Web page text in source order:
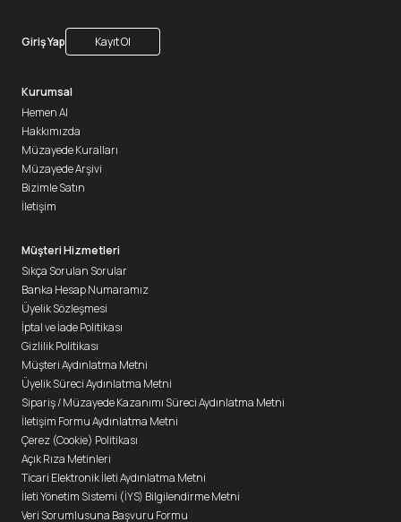
Giriş Yap Kayıt Ol
Kurumsal
Hemen Al
Hakkımızda
Müzayede Kuralları
Müzayede Arşivi
Bizimle Satın
İletişim
Müşteri Hizmetleri
Sıkça Sorulan Sorular
Banka Hesap Numaramız
Üyelik Sözleşmesi
İptal ve İade Politikası
Gizlilik Politikası
Müşteri Aydınlatma Metni
Üyelik Süreci Aydınlatma Metni
Sipariş / Müzayede Kazanımı Süreci Aydınlatma Metni
İletişim Formu Aydınlatma Metni
Çerez (Cookie) Politikası
Açık Rıza Metinleri
Ticari Elektronik İleti Aydınlatma Metni
İleti Yönetim Sistemi (İYS) Bilgilendirme Metni
Veri Sorumlusuna Başvuru Formu